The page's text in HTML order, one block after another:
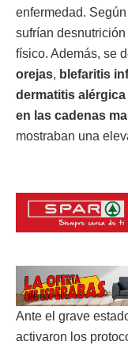
enfermedad.
sufrían
físico. Además, se
orejas, blefaritis
dermatitis
en las cadenas
mostraban una
Ante el grave
activaron los